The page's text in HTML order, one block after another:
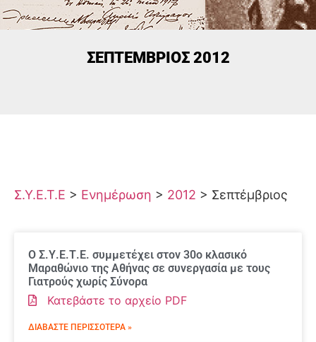
ΣΕΠΤΈΜΒΡΙΟΣ 2012
Σ.Υ.Ε.Τ.Ε > Ενημέρωση > 2012 > Σεπτέμβριος
Ο Σ.Υ.Ε.Τ.Ε. συμμετέχει στον 30ο κλασικό
Μαραθώνιο της Αθήνας σε συνεργασία με τους
Γιατρούς χωρίς Σύνορα
Κατεβάστε το αρχείο PDF
ΔΙΑΒΆΣΤΕ ΠΕΡΙΣΣΌΤΕΡΑ »